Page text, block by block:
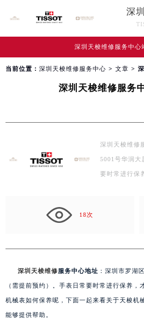
深
深圳天梭维修服务中心
当前位置： 深圳天梭维修服务中心 > 文章 >
深圳天梭维修服务
深圳天梭维修
5001号华润大
要时常进行保
18次
深圳天梭维修服务中心地址 ：深圳市罗湖
（需提前预约）。手表日常要时常进行保养
机械表如何保养呢，下面一起来看关于天梭机
能够提供帮助。